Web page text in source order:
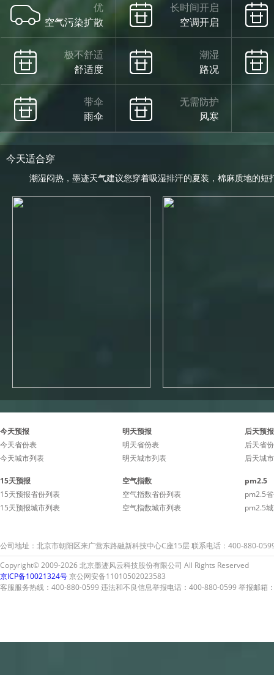
优
空气污染扩散
长时间开启
空调开启
极不舒适
舒适度
潮湿
路况
带伞
雨伞
无需防护
风寒
今天适合穿
潮湿闷热，墨迹天气建议您穿着吸湿排汗的夏装，棉麻质地的短
今天预报
今天省份表
今天城市列表
明天预报
明天省份表
明天城市列表
后天预报
后天省
后天城
15天预报
15天预报省份列表
15天预报城市列表
空气指数
空气指数省份列表
空气指数城市列表
pm2.5
pm2.5
pm2.5
公司地址：北京市朝阳区来广营东路融新科技中心C座15层 联系电话：400-880-
Copyright© 2009-2026 北京墨迹风云科技股份有限公司 All Rights Reserved
京ICP备10021324号京公网安备11010502023583
客服服务热线：400-880-0599 违法和不良信息举报电话：400-880-0599 举报邮箱